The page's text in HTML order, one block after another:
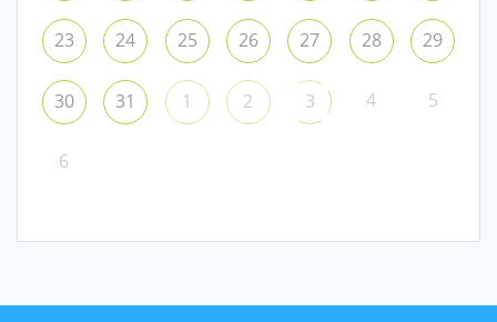
23 24 25 26 27 28 29
30 31 1 2 3 4 5
6